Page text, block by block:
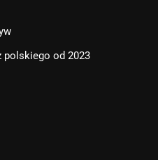
polskiego od 2023